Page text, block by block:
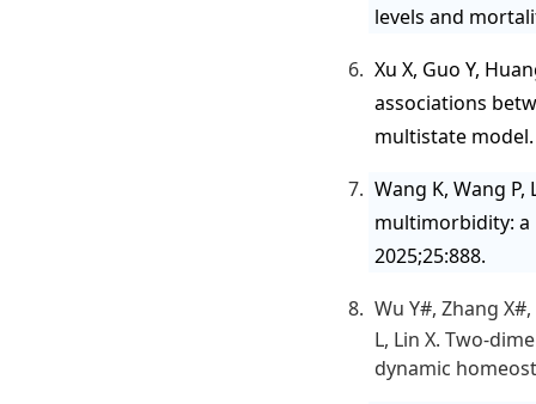
levels and
Xu X, Guo Y,
associations
multistate
Wang K, Wang P,
multimorbidity: a
2025;25:888.
Wu Y#, Zhang X#,
L, Lin X. Two-
dynamic